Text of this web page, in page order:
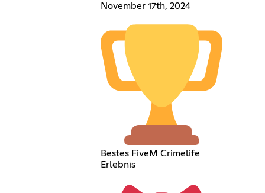
November 17th, 2024
Bestes FiveM Crimelife
Erlebnis